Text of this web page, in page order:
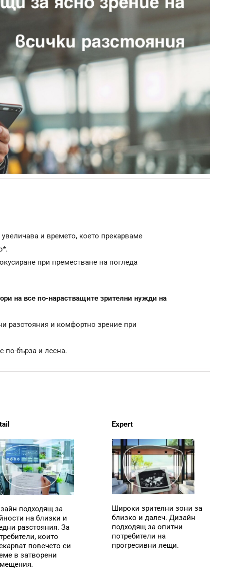
и времето, което прекарваме
при преместване на погледа
на все по-нарастващите зрителни нужди на
разстояния и комфортно зрение при
по-бърза и лесна.
подходящ за
на близки и
разстояния. За
които
повечето си
в затворени
Expert
Широки зрителни зони за
близко и далеч. Дизайн
подходящ за опитни
потребители на
прогресивни лещи.